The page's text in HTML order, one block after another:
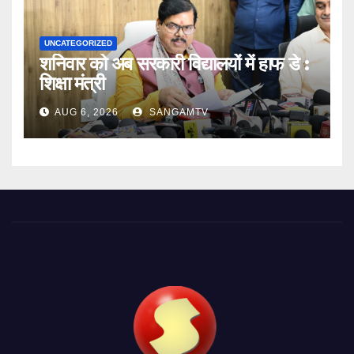
UNCATEGORIZED
शनिवार को अब सरकारी विद्यालयों में हाफ डे :
शिक्षा मंत्री
AUG 6, 2026 SANGAMTV